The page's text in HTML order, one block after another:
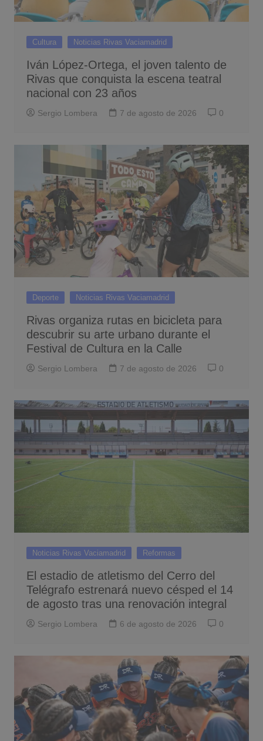
Cultura Noticias Rivas Vaciamadrid
Iván López-Ortega, el joven talento de
Rivas que conquista la escena teatral
nacional con 23 años
Sergio Lombera 7 de agosto de 2026 0
Deporte Noticias Rivas Vaciamadrid
Rivas organiza rutas en bicicleta para
descubrir su arte urbano durante el
Festival de Cultura en la Calle
Sergio Lombera 7 de agosto de 2026 0
Noticias Rivas Vaciamadrid Reformas
El estadio de atletismo del Cerro del
Telégrafo estrenará nuevo césped el 14
de agosto tras una renovación integral
Sergio Lombera 6 de agosto de 2026 0